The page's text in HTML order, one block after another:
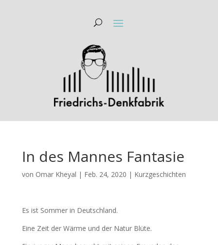
In des Mannes Fantasie
von Omar Kheyal | Feb. 24, 2020 | Kurzgeschichten
Es ist Sommer in Deutschland.
Eine Zeit der Wärme und der Natur Blüte.